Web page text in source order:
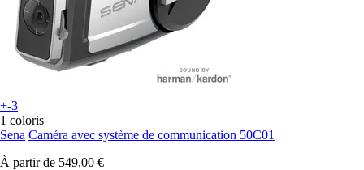
+-3
1 coloris
Sena Caméra avec système de communication 50C01
À partir de 549,00 €